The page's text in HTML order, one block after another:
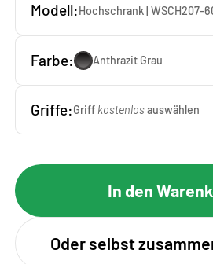
Modell:
Farbe: Anthrazit Grau
Griffe:Griff kostenlosauswählen
In den
Oder selbst